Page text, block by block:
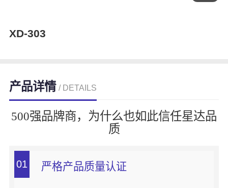
XD-303
产品详情 / DETAILS
500强品牌商，为什么也如此信任星达品
质
01 严格产品质量认证